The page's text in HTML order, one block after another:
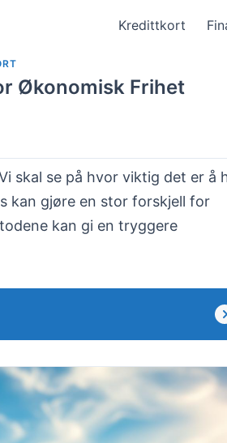
Kredittkort
Økonomisk Frihet
skal se på hvor viktig det er å
kan gjøre en stor forskjell for
kan gi en tryggere